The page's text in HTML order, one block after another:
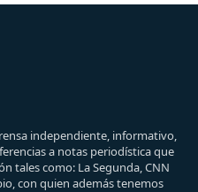
independiente, informativo,
a notas periodística que
tales como: La Segunda, CNN
con quien además tenemos